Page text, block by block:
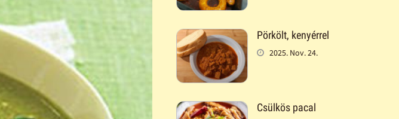
Pörkölt, kenyérrel
2025. Nov. 24.
Csülkös pacal